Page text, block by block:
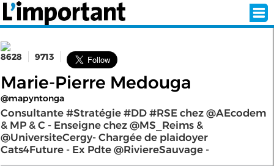
SÉLECTION DE L'ÉTÉ
SUR L'ÉCRAN D'ACCUEIL
8628 9713
Marie-Pierre Medouga
@mapyntonga
Consultante #Stratégie #DD #RSE chez @AEcodem
& MP & C - Enseigne chez @MS_Reims &
@UniversiteCergy- Chargée de plaidoyer
Cats4Future - Ex Pdte @RiviereSauvage -